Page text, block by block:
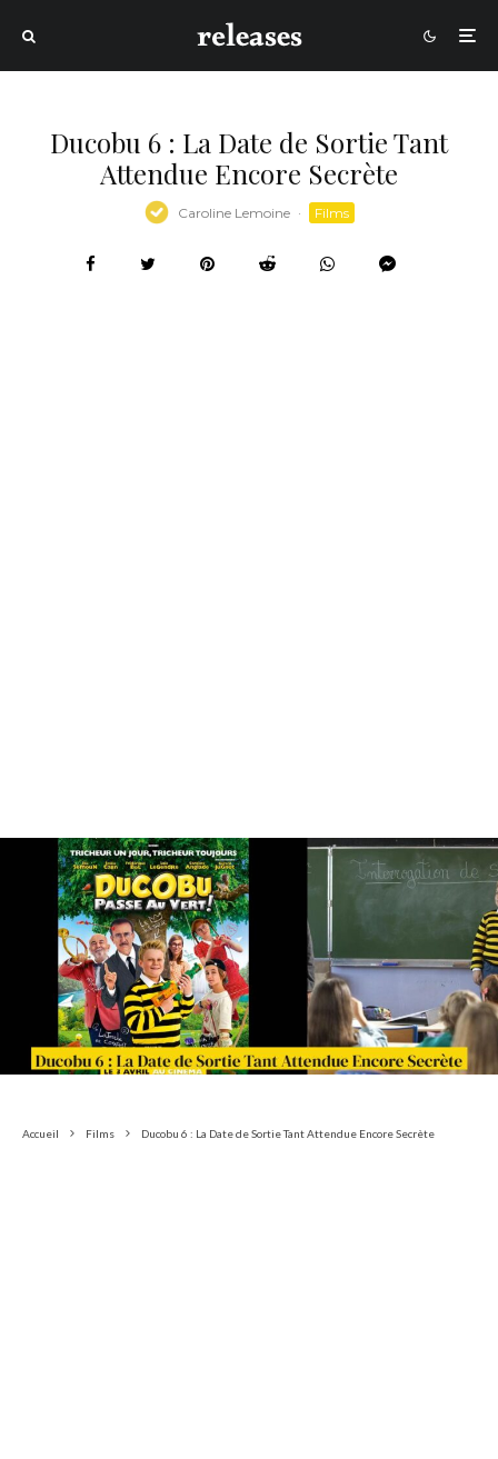
Ducobu 6 : La Date de Sortie Tant
Attendue Encore Secrète
Caroline Lemoine · Films
Accueil Films Ducobu 6 : La Date de Sortie Tant Attendue Encore Secrète